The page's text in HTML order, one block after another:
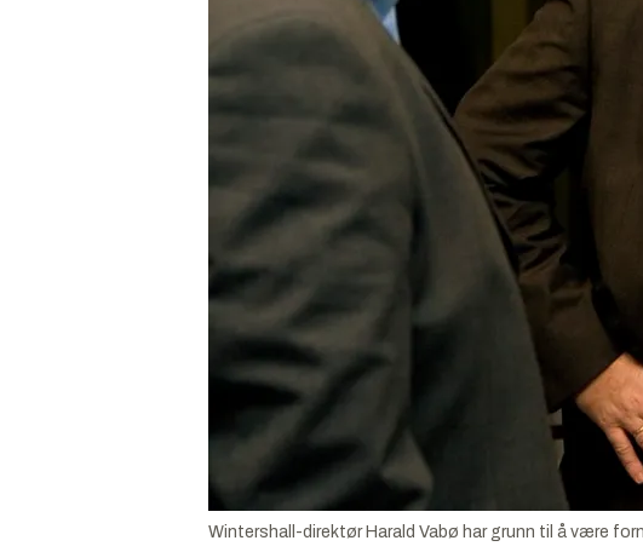
Wintershall-direktør Harald Vabø har grunn til å være